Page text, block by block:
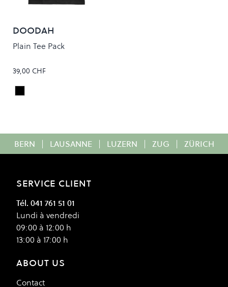
DOODAH
Plain Tee Pack
39,00 CHF
Colour
Black
BERN | LAUSANNE | LUZERN | ZUG | ZÜRICH
SERVICE CLIENT
Tél. 041 761 51 01
Lundi à vendredi
09:00 à 12:00 h
13:00 à 17:00 h
ABOUT US
Contact